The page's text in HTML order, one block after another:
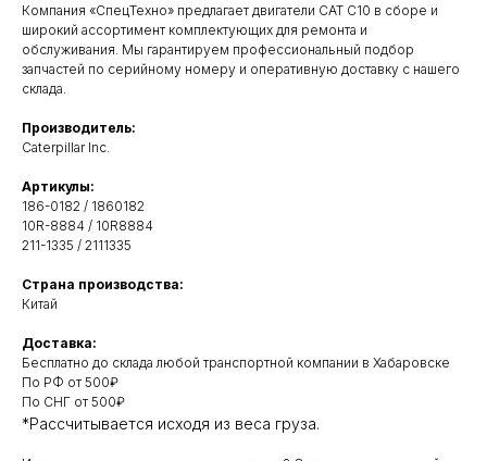
Компания «СпецТехно» предлагает двигатели CAT C10 в сборе и
широкий ассортимент комплектующих для ремонта и
обслуживания. Мы гарантируем профессиональный подбор
запчастей по серийному номеру и оперативную доставку с нашего
склада.
Производитель:
Caterpillar Inc.
Артикулы:
186-0182 / 1860182
10R-8884 / 10R8884
211-1335 / 2111335
Страна производства:
Китай
Доставка:
Бесплатно до склада любой транспортной компании в Хабаровске
По РФ от 500₽
По СНГ от 500₽
*Рассчитывается исходя из веса груза.
удобнымспособом
ОСТАВИТЬ ЗАЯВКУ НА ЗВОНОК
8 (924) 403-11-45 - Горбулев Станислав,